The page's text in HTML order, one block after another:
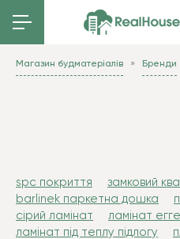
Магазин будматеріалів Бренди
spc покриття замковий
barlinek паркетна дошка
сірий ламінат
ламінат
ламінат під теплу підлогу